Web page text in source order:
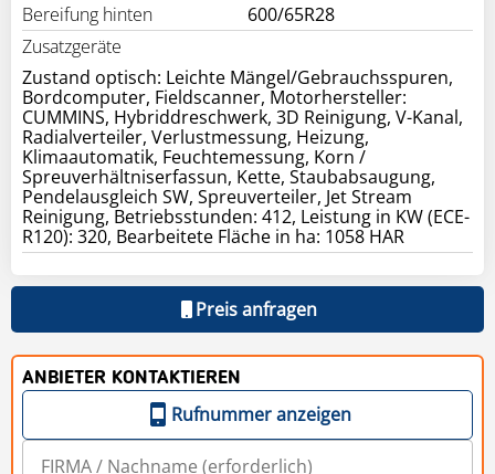
Bereifung hinten
600/65R28
Zusatzgeräte
Zustand optisch: Leichte Mängel/Gebrauchsspuren,
Bordcomputer, Fieldscanner, Motorhersteller:
CUMMINS, Hybriddreschwerk, 3D Reinigung, V-Kanal,
Radialverteiler, Verlustmessung, Heizung,
Klimaautomatik, Feuchtemessung, Korn /
Spreuverhältniserfassun, Kette, Staubabsaugung,
Pendelausgleich SW, Spreuverteiler, Jet Stream
Reinigung, Betriebsstunden: 412, Leistung in KW (ECE-
R120): 320, Bearbeitete Fläche in ha: 1058 HAR
Preis anfragen
ANBIETER KONTAKTIEREN
Rufnummer anzeigen